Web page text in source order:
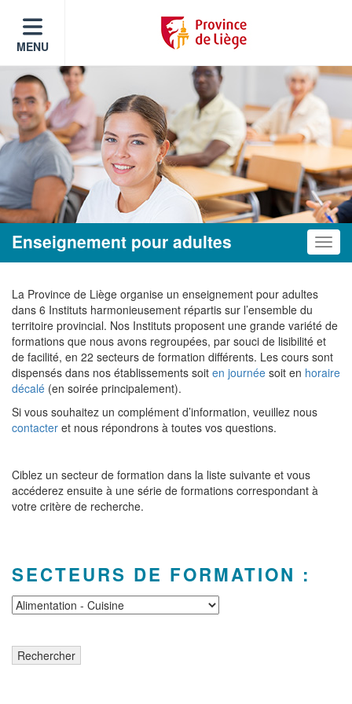
MENU
Enseignement pour adultes
La Province de Liège organise un enseignement pour adultes
dans 6 Instituts harmonieusement répartis sur l’ensemble du
territoire provincial. Nos Instituts proposent une grande variété de
formations que nous avons regroupées, par souci de lisibilité et
de facilité, en 22 secteurs de formation différents. Les cours sont
dispensés dans nos établissements soit en journée soit en horaire
décalé (en soirée principalement).
Si vous souhaitez un complément d’information, veuillez nous
contacter et nous répondrons à toutes vos questions.
Ciblez un secteur de formation dans la liste suivante et vous
accéderez ensuite à une série de formations correspondant à
votre critère de recherche.
SECTEURS DE FORMATION :